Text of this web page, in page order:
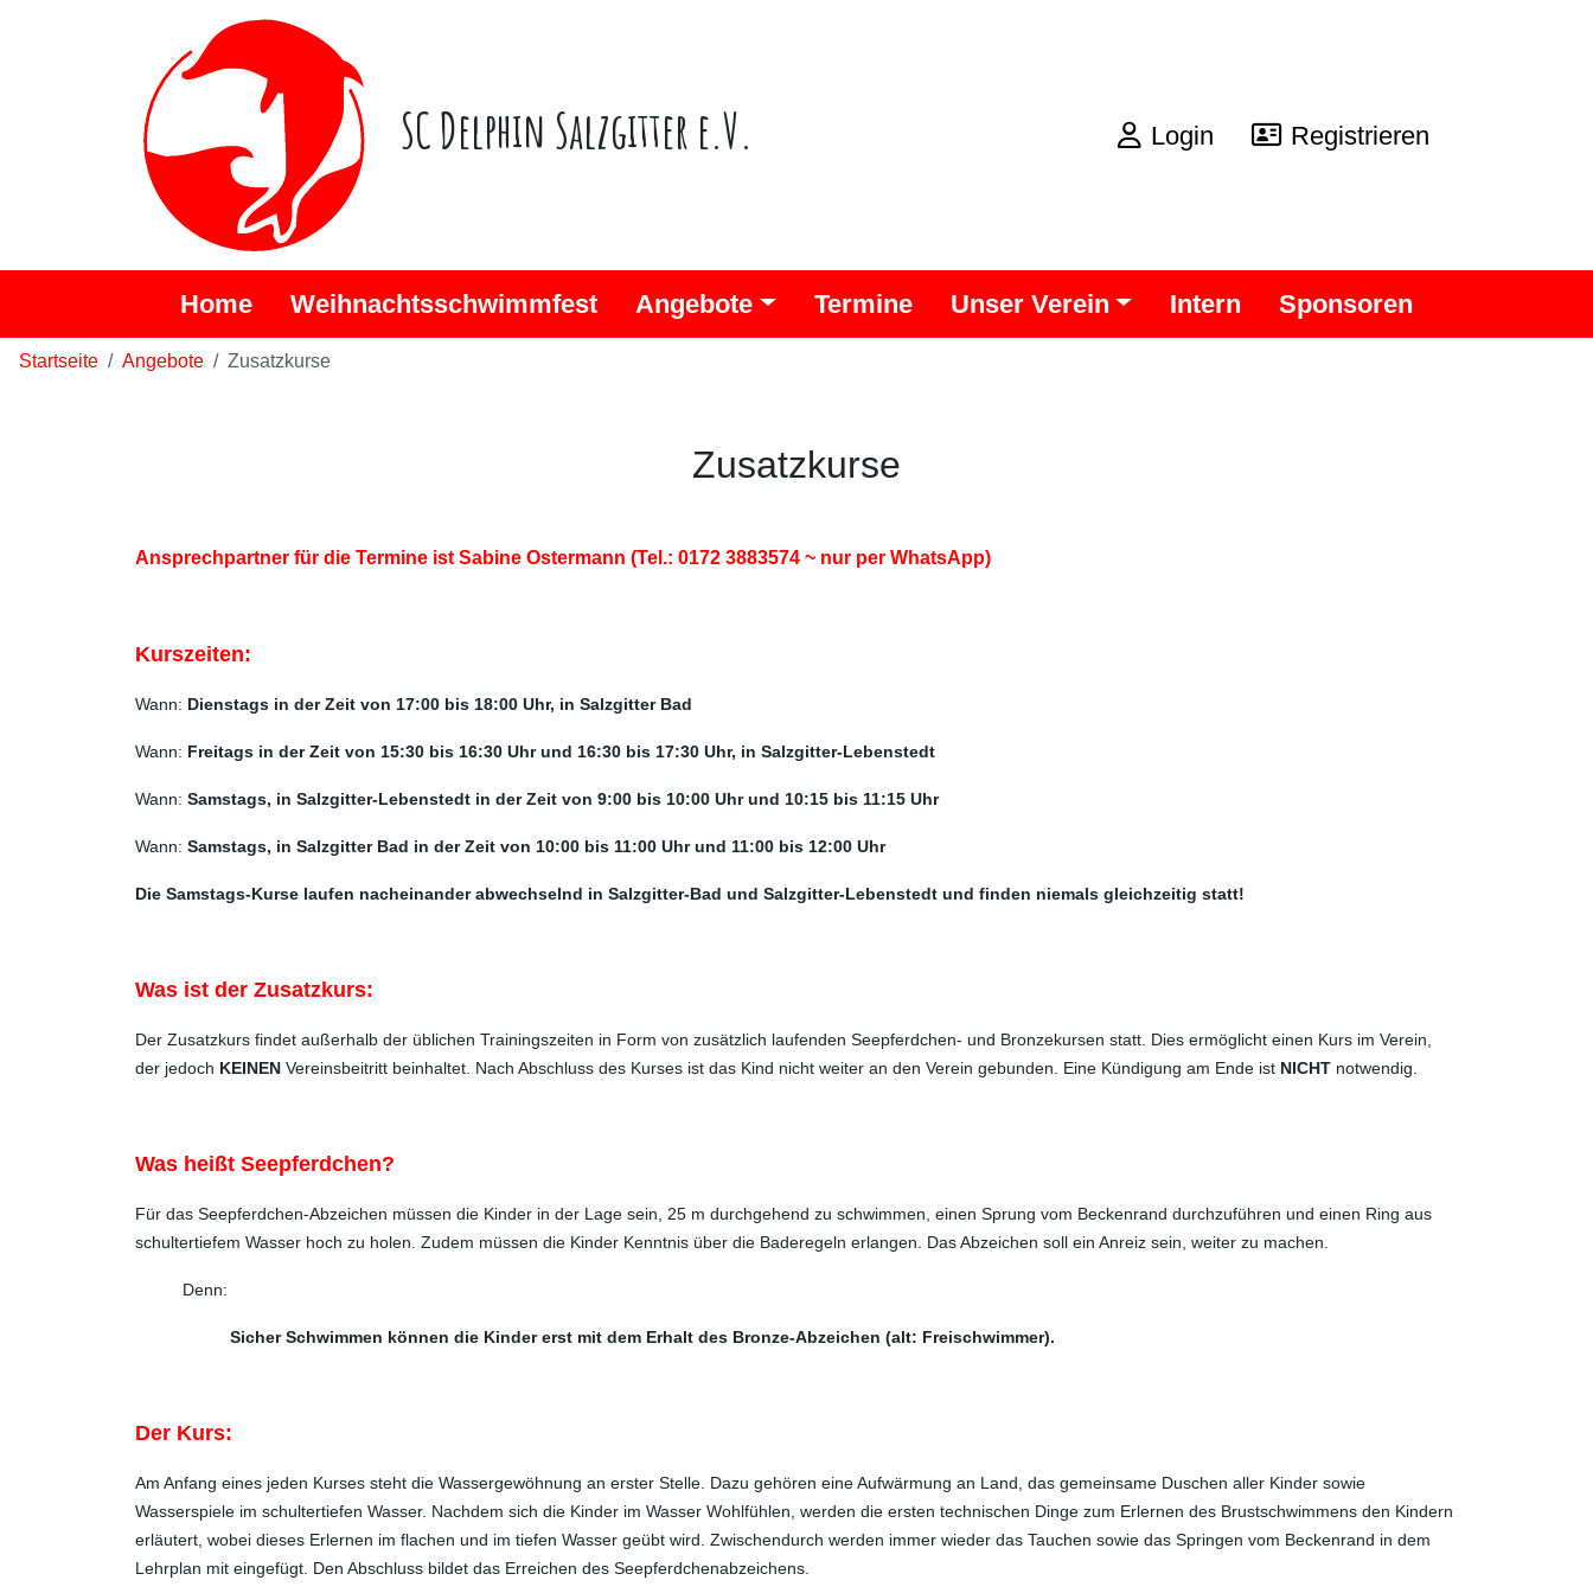
SC Delphin Salzgitter e.V. Login Registrieren
Home Weihnachtsschwimmfest Angebote Termine Unser Verein Intern Sponsoren
Startseite Angebote Zusatzkurse
Zusatzkurse
Ansprechpartner für die Termine ist Sabine Ostermann (Tel.: 0172 3883574 ~ nur per WhatsApp)
Kurszeiten:
Wann: Dienstags in der Zeit von 17:00 bis 18:00 Uhr, in Salzgitter Bad
Wann: Freitags in der Zeit von 15:30 bis 16:30 Uhr und 16:30 bis 17:30 Uhr, in Salzgitter-Lebenstedt
Wann: Samstags, in Salzgitter-Lebenstedt in der Zeit von 9:00 bis 10:00 Uhr und 10:15 bis 11:15 Uhr
Wann: Samstags, in Salzgitter Bad in der Zeit von 10:00 bis 11:00 Uhr und 11:00 bis 12:00 Uhr
Die Samstags-Kurse laufen nacheinander abwechselnd in Salzgitter-Bad und Salzgitter-Lebenstedt und finden niemals gleichzeitig statt!
Was ist der Zusatzkurs:
Der Zusatzkurs findet außerhalb der üblichen Trainingszeiten in Form von zusätzlich laufenden Seepferdchen- und Bronzekursen statt. Dies ermöglicht einen Kurs im Verein,
der jedoch KEINEN Vereinsbeitritt beinhaltet. Nach Abschluss des Kurses ist das Kind nicht weiter an den Verein gebunden. Eine Kündigung am Ende ist NICHT notwendig.
Was heißt Seepferdchen?
Für das Seepferdchen-Abzeichen müssen die Kinder in der Lage sein, 25 m durchgehend zu schwimmen, einen Sprung vom Beckenrand durchzuführen und einen Ring aus
schultertiefem Wasser hoch zu holen. Zudem müssen die Kinder Kenntnis über die Baderegeln erlangen. Das Abzeichen soll ein Anreiz sein, weiter zu machen.
Denn:
Sicher Schwimmen können die Kinder erst mit dem Erhalt des Bronze-Abzeichen (alt: Freischwimmer).
Der Kurs:
Am Anfang eines jeden Kurses steht die Wassergewöhnung an erster Stelle. Dazu gehören eine Aufwärmung an Land, das gemeinsame Duschen aller Kinder sowie
Wasserspiele im schultertiefen Wasser. Nachdem sich die Kinder im Wasser Wohlfühlen, werden die ersten technischen Dinge zum Erlernen des Brustschwimmens den Kindern
erläutert, wobei dieses Erlernen im flachen und im tiefen Wasser geübt wird. Zwischendurch werden immer wieder das Tauchen sowie das Springen vom Beckenrand in dem
Lehrplan mit eingefügt. Den Abschluss bildet das Erreichen des Seepferdchenabzeichens.